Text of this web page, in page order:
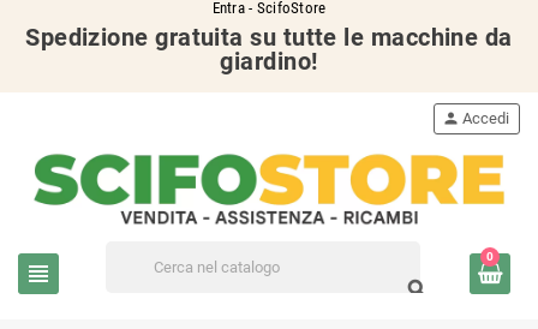
Entra - ScifoStore
Spedizione gratuita su tutte le macchine da
giardino!
view_headline
search
person Accedi
0